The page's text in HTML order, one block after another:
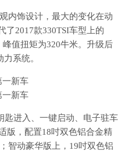
内饰设计，最大的变化在动
了2017款330TSI车型上的
值扭矩为320牛米。升级后
系统。
匙进入、一键启动、电子驻车
版，配置18吋双色铝合金精
智动豪华版上，19吋双色铝